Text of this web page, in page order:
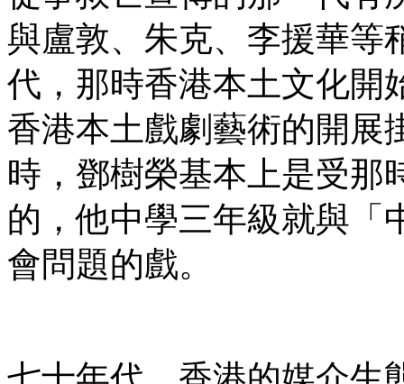
與盧敦、朱克、李援華等
代，那時香港本土文化開
香港本土戲劇藝術的開展
時，鄧樹榮基本上是受那
的，他中學三年級就與「
會問題的戲。